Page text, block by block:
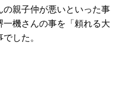
親子仲が悪いといった事
機さんの事を「頼れる大
した。